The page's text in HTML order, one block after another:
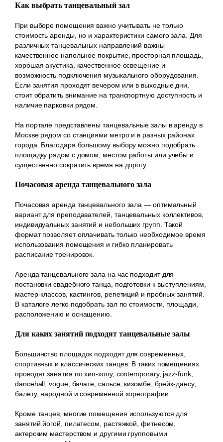
Как выбрать танцевальный зал
При выборе помещения важно учитывать не только
стоимость аренды, но и характеристики самого зала. Для
различных танцевальных направлений важны
качественное напольное покрытие, просторная площадь,
хорошая акустика, качественное освещение и
возможность подключения музыкального оборудования.
Если занятия проходят вечером или в выходные дни,
стоит обратить внимание на транспортную доступность и
наличие парковки рядом.
На портале представлены танцевальные залы в аренду в
Москве рядом со станциями метро и в разных районах
города. Благодаря большому выбору можно подобрать
площадку рядом с домом, местом работы или учебы и
существенно сократить время на дорогу.
Почасовая аренда танцевального зала
Почасовая аренда танцевального зала — оптимальный
вариант для преподавателей, танцевальных коллективов,
индивидуальных занятий и небольших групп. Такой
формат позволяет оплачивать только необходимое время
использования помещения и гибко планировать
расписание тренировок.
Аренда танцевального зала на час подходит для
постановки свадебного танца, подготовки к выступлениям,
мастер-классов, кастингов, репетиций и пробных занятий.
В каталоге легко подобрать зал по стоимости, площади,
расположению и оснащению.
Для каких занятий подходят танцевальные залы
Большинство площадок подходят для современных,
спортивных и классических танцев. В таких помещениях
проводят занятия по хип-хопу, contemporary, jazz-funk,
dancehall, vogue, бачате, сальсе, кизомбе, брейк-дансу,
балету, народной и современной хореографии.
Кроме танцев, многие помещения используются для
занятий йогой, пилатесом, растяжкой, фитнесом,
актерским мастерством и другими групповыми